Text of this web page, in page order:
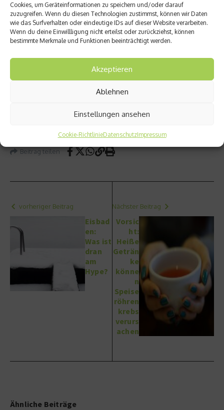
Cookies, um Geräteinformationen zu speichern und/oder darauf
zuzugreifen. Wenn du diesen Technologien zustimmst, können wir Daten
wie das Surfverhalten oder eindeutige IDs auf dieser Website verarbeiten.
Wenn du deine Einwillligung nicht erteilst oder zurückziehst, können
bestimmte Merkmale und Funktionen beeinträchtigt werden.
Akzeptieren
Ablehnen
Einstellungen ansehen
Cookie-RichtlinieDatenschutzImpressum
Bei der fraktionierten CO2 Laserbehandlung werden die
oberflächlichen Hautschichten mittels Laserenergie
gestalten, verwenden wir vor der Behandlung
schmerzlindernde Medikamente und betäubende
Salben. Zudem wird die Haut während der Behandlung
Beitrag teilen
vorheriger Beitrag
Eisbad
en:
Was ist
dran
am
Hype?
Nächster Beitrag
Vorsic
ht:
Heiße
Geträn
ke
könne
n
Speise
röhren
krebs
verurs
achen
Ähnliche Beiträge